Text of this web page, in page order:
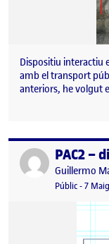
Dispositiu interactiu
amb el transport
anteriors, he volgut
Publicat perPAC2 –
Publicat per
Guillermo
Visibilitat:
Públic-Data
7